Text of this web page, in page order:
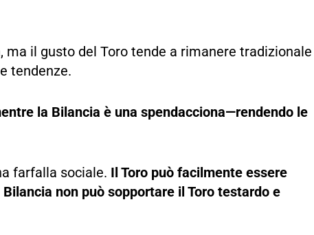
il gusto del Toro tende a rimanere tradizionale
tendenze.
la Bilancia è una spendacciona—rendendo le
farfalla sociale. Il Toro può facilmente essere
non può sopportare il Toro testardo e